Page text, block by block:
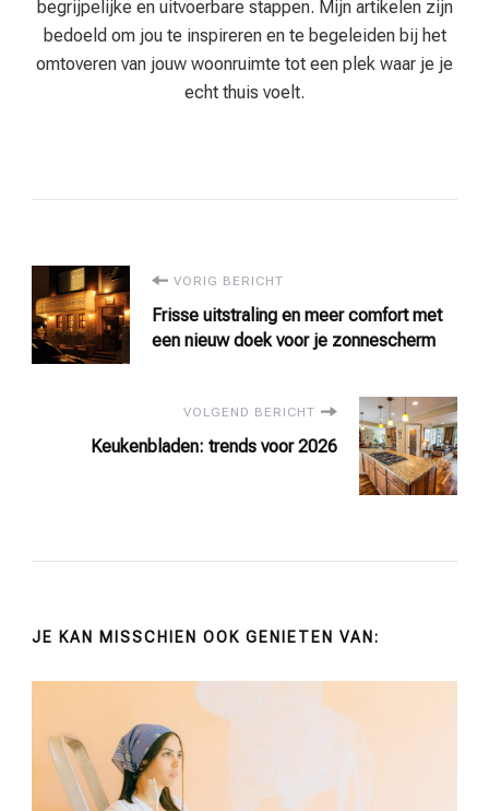
begrijpelijke en uitvoerbare stappen. Mijn artikelen zijn
bedoeld om jou te inspireren en te begeleiden bij het
omtoveren van jouw woonruimte tot een plek waar je je
echt thuis voelt.
Bericht
navigatie
VORIG BERICHT
Frisse uitstraling en meer comfort met
een nieuw doek voor je zonnescherm
VOLGEND BERICHT
Keukenbladen: trends voor 2026
JE KAN MISSCHIEN OOK GENIETEN VAN: